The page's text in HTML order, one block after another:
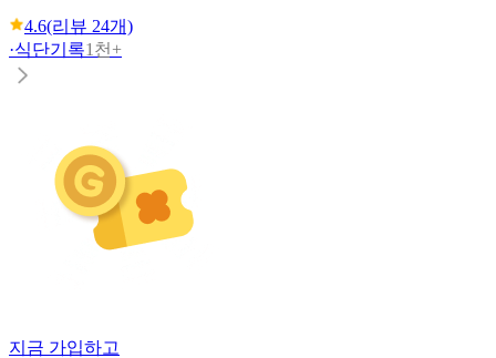
4.6(리뷰 24개)
·식단기록1천+
지금 가입하고